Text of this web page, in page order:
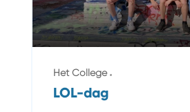
Het College
LOL-dag